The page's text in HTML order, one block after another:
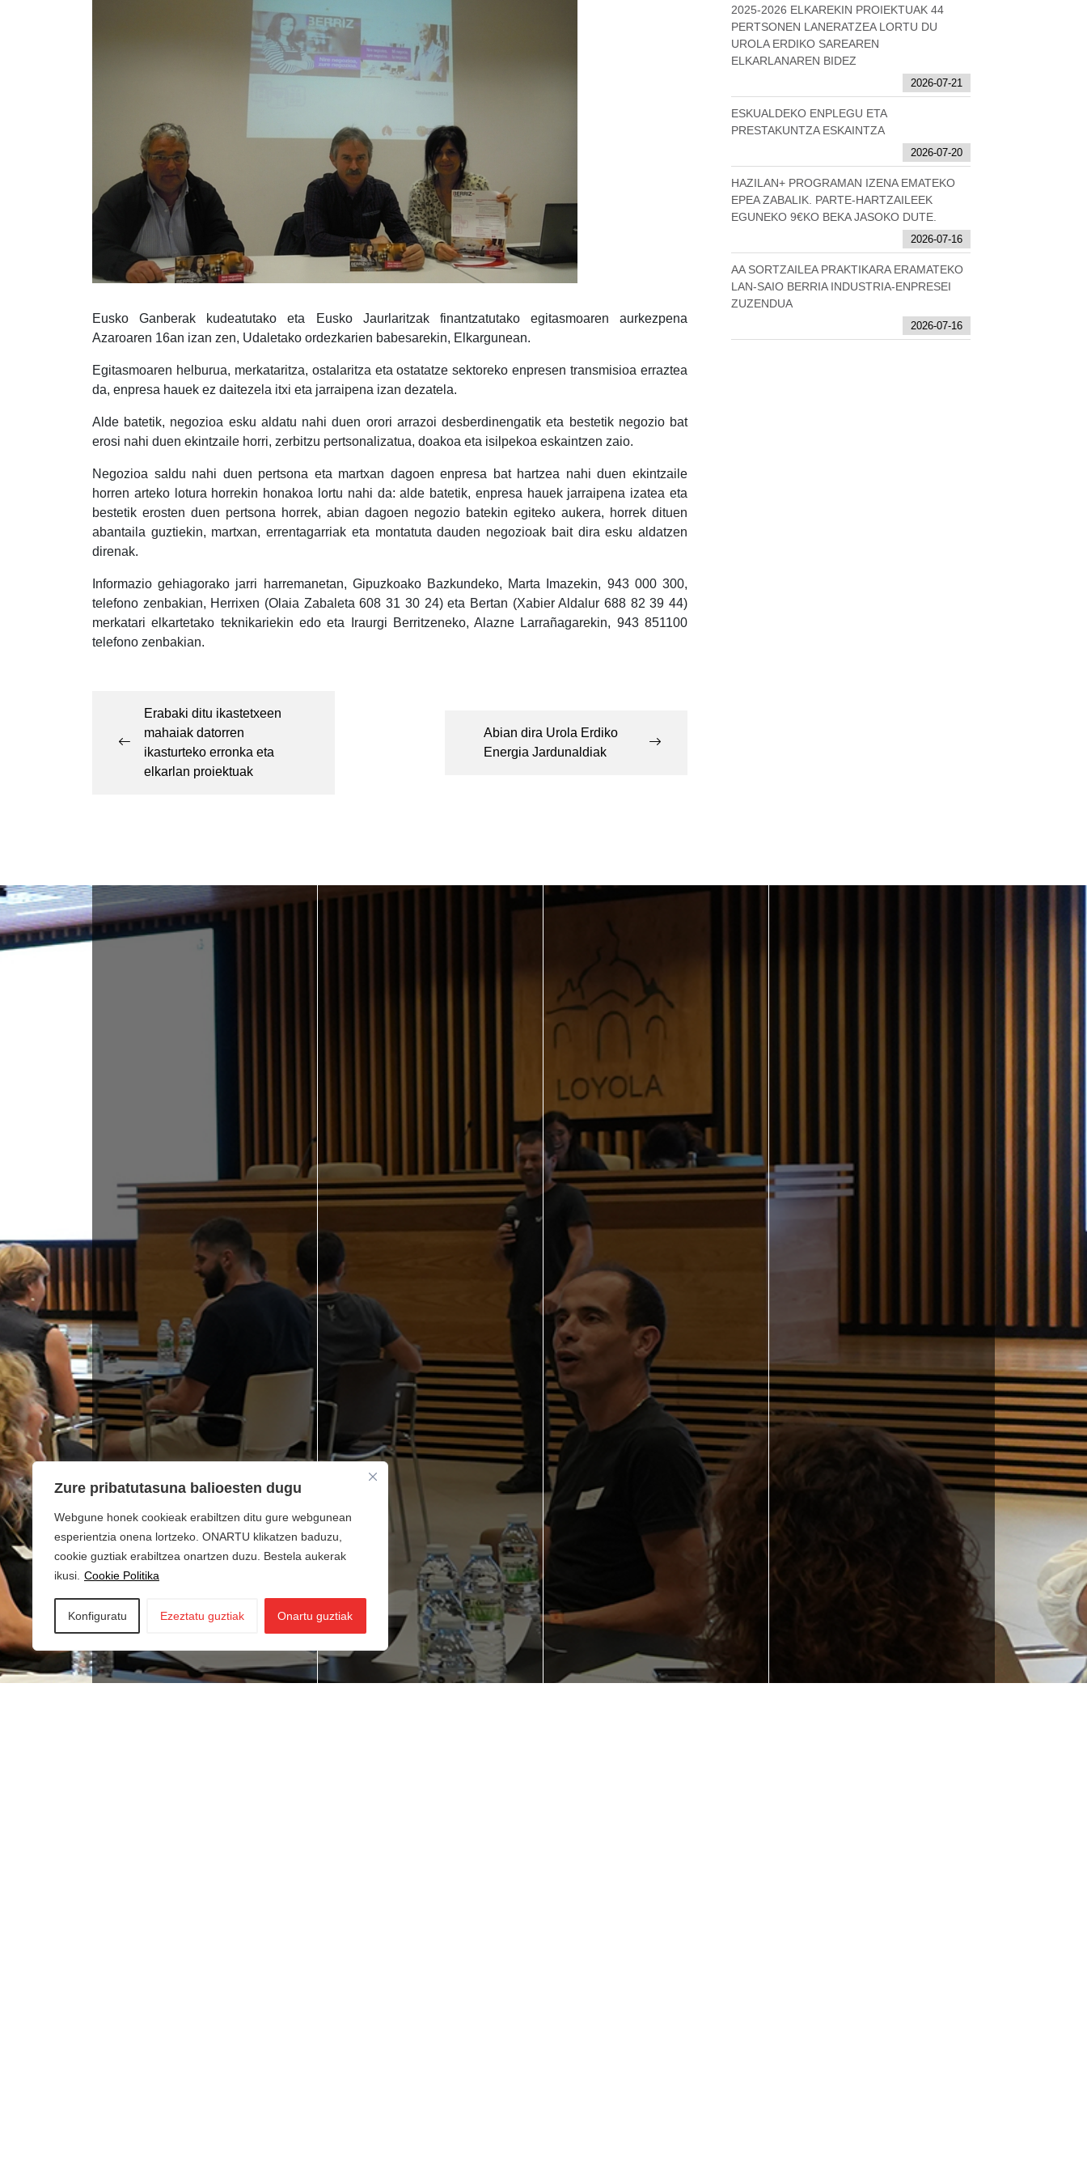
Zure pribatutasuna balioesten dugu
Webgune honek cookieak erabiltzen ditu gure webgunean
esperientzia onena lortzeko. ONARTU klikatzen baduzu,
cookie guztiak erabiltzea onartzen duzu. Bestela aukerak
ikusi. Cookie Politika
Konfiguratu Ezeztatu guztiak Onartu guztiak
Eusko Ganberak kudeatutako eta Eusko Jaurlaritzak finantzatutako egitasmoaren aurkezpena
Azaroaren 16an izan zen, Udaletako ordezkarien babesarekin, Elkargunean.
Egitasmoaren helburua, merkataritza, ostalaritza eta ostatatze sektoreko enpresen transmisioa erraztea
da, enpresa hauek ez daitezela itxi eta jarraipena izan dezatela.
Alde batetik, negozioa esku aldatu nahi duen orori arrazoi desberdinengatik eta bestetik negozio bat
erosi nahi duen ekintzaile horri, zerbitzu pertsonalizatua, doakoa eta isilpekoa eskaintzen zaio.
Negozioa saldu nahi duen pertsona eta martxan dagoen enpresa bat hartzea nahi duen ekintzaile
horren arteko lotura horrekin honakoa lortu nahi da: alde batetik, enpresa hauek jarraipena izatea eta
bestetik erosten duen pertsona horrek, abian dagoen negozio batekin egiteko aukera, horrek dituen
abantaila guztiekin, martxan, errentagarriak eta montatuta dauden negozioak bait dira esku aldatzen
direnak.
Informazio gehiagorako jarri harremanetan, Gipuzkoako Bazkundeko, Marta Imazekin, 943 000 300,
telefono zenbakian, Herrixen (Olaia Zabaleta 608 31 30 24) eta Bertan (Xabier Aldalur 688 82 39 44)
merkatari elkartetako teknikariekin edo eta Iraurgi Berritzeneko, Alazne Larrañagarekin, 943 851100
telefono zenbakian.
navigation
Erabaki ditu ikastetxeen
mahaiak datorren
ikasturteko erronka eta
elkarlan proiektuak
Abian dira Urola Erdiko
Energia Jardunaldiak
2025-2026 ELKAREKIN PROIEKTUAK 44
PERTSONEN LANERATZEA LORTU DU
UROLA ERDIKO SAREAREN
ELKARLANAREN BIDEZ
2026-07-21
ESKUALDEKO ENPLEGU ETA
PRESTAKUNTZA ESKAINTZA
2026-07-20
HAZILAN+ PROGRAMAN IZENA EMATEKO
EPEA ZABALIK. PARTE-HARTZAILEEK
EGUNEKO 9€KO BEKA JASOKO DUTE.
2026-07-16
AA SORTZAILEA PRAKTIKARA ERAMATEKO
LAN-SAIO BERRIA INDUSTRIA-ENPRESEI
ZUZENDUA
2026-07-16